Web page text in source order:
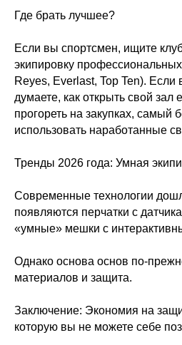
Где брать лучшее?
Если вы спортсмен, ищите
экипировку
Reyes, Everlast, Top Ten).
думаете, как открыть свой зал
прогореть на закупках, самый
использовать наработанные
Тренды 2026 года: Умная
Современные технологии
появляются перчатки с
«умные» мешки с
Однако основа основ по-
материалов и защита.
Заключение: Экономия на
которую вы не можете себе